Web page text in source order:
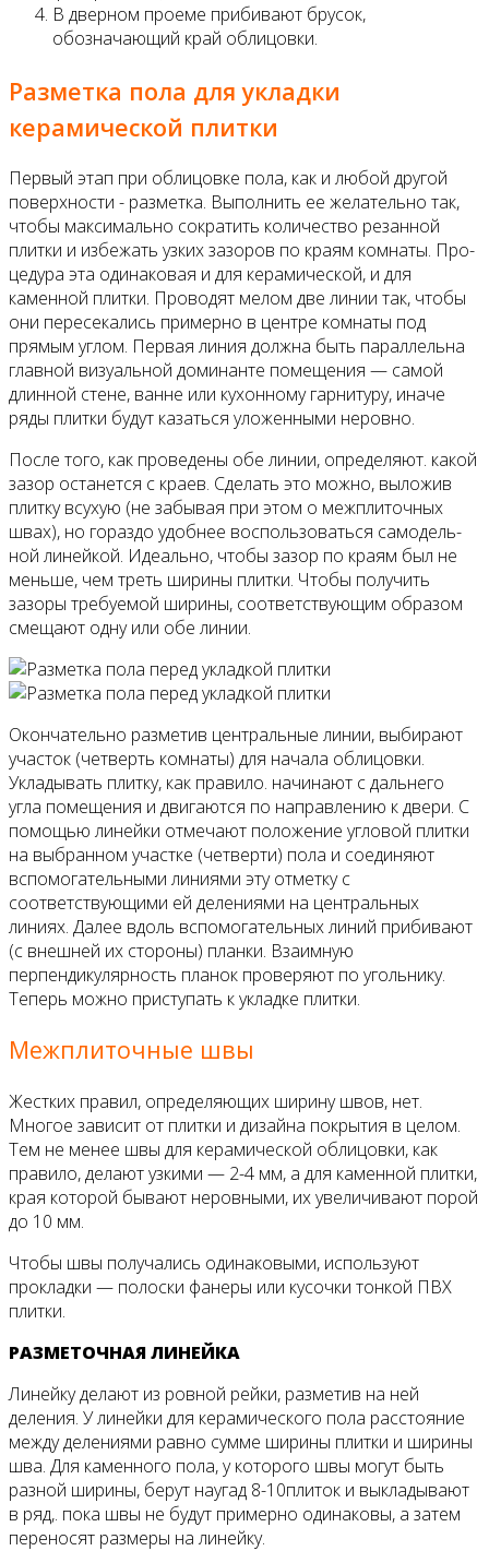
В дверном проеме прибивают брусок,
обозначающий край облицовки.
Разметка пола для укладки
керамической плитки
Первый этап при облицовке пола, как и лю­бой другой
поверхности - разметка. Выпол­нить ее желательно так,
чтобы максимально сократить количество резанной
плитки и из­бежать узких зазоров по краям комнаты. Про­
цедура эта одинаковая и для керамической, и для
каменной плитки. Проводят мелом две линии так, чтобы
они пересекались примерно в центре комнаты под
прямым углом. Первая линия должна быть параллельна
главной ви­зуальной доминанте помещения — самой
длинной стене, ванне или кухонному гарниту­ру, иначе
ряды плитки будут казаться уложен­ными неровно.
После того, как проведены обе линии, опре­деляют. какой
зазор останется с краев. Сде­лать это можно, выложив
плитку всухую (не забывая при этом о межплиточных
швах), но гораздо удобнее воспользоваться самодель­
ной линейкой. Идеально, чтобы зазор по кра­ям был не
меньше, чем треть ширины плитки. Чтобы получить
зазоры требуемой ширины, соответствующим образом
смещают одну или обе линии.
Окончательно разметив центральные линии, выбирают
участок (четверть комнаты) для на­чала облицовки.
Укладывать плитку, как пра­вило. начинают с дальнего
угла помещения и двигаются по направлению к двери. С
помо­щью линейки отмечают положение угловой плитки
на выбранном участке (четверти) пола и соединяют
вспомогательными линиями эту отметку с
соответствующими ей делениями на центральных
линиях. Далее вдоль вспомо­гательных линий прибивают
(с внешней их стороны) планки. Взаимную
перпендикулярность планок проверяют по угольнику.
Теперь можно приступать к укладке плитки.
Межплиточные швы
Жестких правил, определяющих ширину швов, нет.
Многое зависит от плитки и дизайна покрытия в целом.
Тем не менее швы для керамической облицовки, как
правило, делают уз­кими — 2-4 мм, а для каменной плит­ки,
края которой бывают неровными, их увеличивают порой
до 10 мм.
Чтобы швы получались одинаковы­ми, используют
прокладки — полос­ки фанеры или кусочки тонкой ПВХ
плитки.
РАЗМЕТОЧНАЯ ЛИНЕЙКА
Линейку делают из ровной рейки, разметив на ней
деления. У линейки для керамического пола расстояние
между делениями равно сумме ширины плитки и ширины
шва. Для каменного пола, у которого швы могут быть
разной ширины, берут наугад 8-10плиток и выкладывают
в ряд,. пока швы не будут примерно одинаковы, а затем
переносят размеры на линейку.